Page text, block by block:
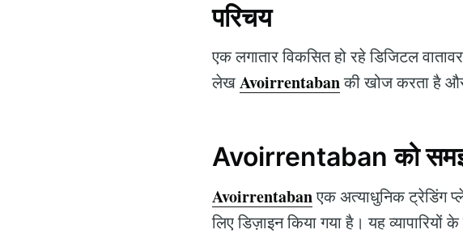
परिचय
एक लगातार विकसित हो रहे डिजिटल
लेखAvoirrentabanकी खोज करता है और
Avoirrentaban को
Avoirrentabanएक अत्याधुनिक ट्रेडिंग
लिए डिज़ाइन किया गया है। यह